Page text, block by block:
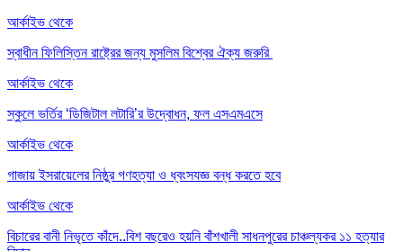
আর্কাইভ থেকে
স্বাধীন ফিলিস্তিন রাষ্ট্রের জন্য মুসলিম বিশ্বের ঐক্য জরুরি
আর্কাইভ থেকে
স্কুলে ভর্তির ‘ডিজিটাল লটারি’র উদ্বোধন, ফল এসএমএসে
আর্কাইভ থেকে
গাজায় ইসরায়েলের নিষ্ঠুর গণহত্যা ও ধ্বংসযজ্ঞ বন্ধ করতে হবে
আর্কাইভ থেকে
বিচারের বানী নিভৃতে কাঁদে..বিশ বছরেও হয়নি বাঁশখালী সাধনপুরের চাঞ্চল্যকর ১১ হত্যার